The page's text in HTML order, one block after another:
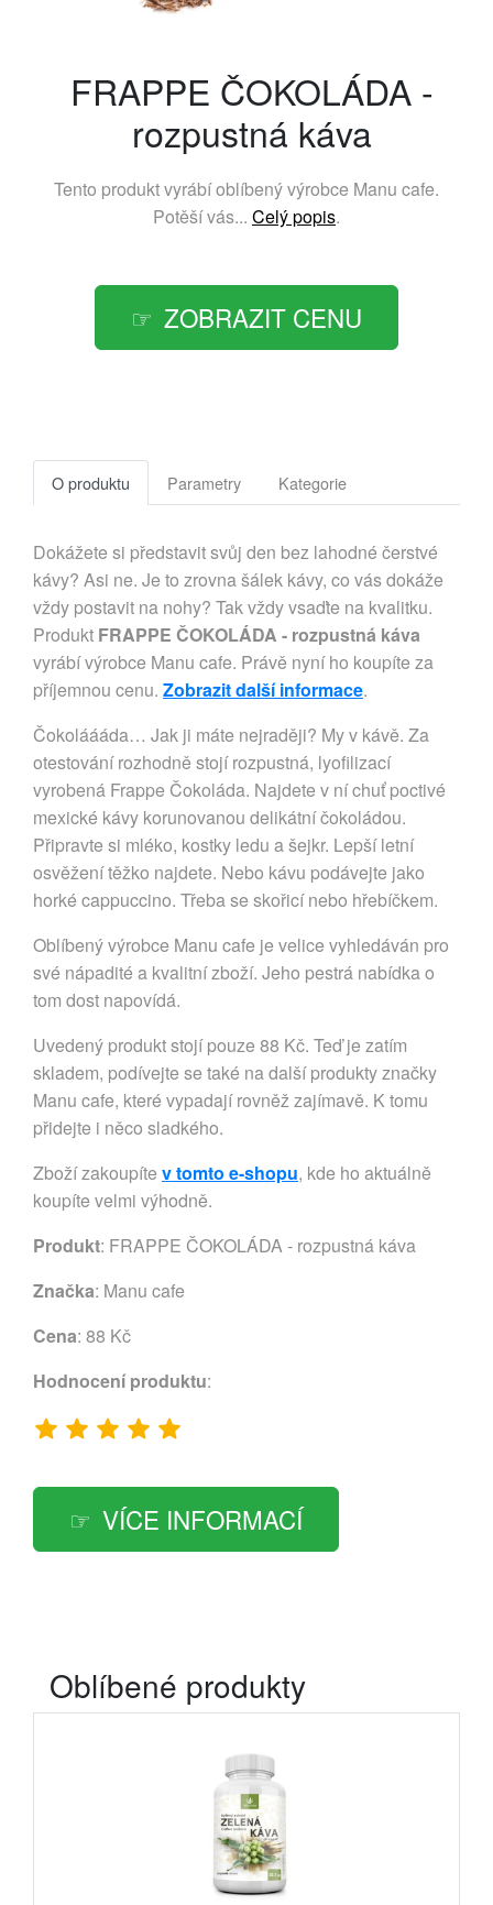
FRAPPE ČOKOLÁDA -
rozpustná káva
Tento produkt vyrábí oblíbený výrobce Manu cafe.
Potěší vás... Celý popis.
ZOBRAZIT CENU
O produktu Parametry Kategorie
Dokážete si představit svůj den bez lahodné čerstvé
kávy? Asi ne. Je to zrovna šálek kávy, co vás dokáže
vždy postavit na nohy? Tak vždy vsaďte na kvalitku.
Produkt FRAPPE ČOKOLÁDA - rozpustná káva
vyrábí výrobce Manu cafe. Právě nyní ho koupíte za
příjemnou cenu. Zobrazit další informace.
Čokoláááda… Jak ji máte nejraději? My v kávě. Za
otestování rozhodně stojí rozpustná, lyofilizací
vyrobená Frappe Čokoláda. Najdete v ní chuť poctivé
mexické kávy korunovanou delikátní čokoládou.
Připravte si mléko, kostky ledu a šejkr. Lepší letní
osvěžení těžko najdete. Nebo kávu podávejte jako
horké cappuccino. Třeba se skořicí nebo hřebíčkem.
Oblíbený výrobce Manu cafe je velice vyhledáván pro
své nápadité a kvalitní zboží. Jeho pestrá nabídka o
tom dost napovídá.
Uvedený produkt stojí pouze 88 Kč. Teď je zatím
skladem, podívejte se také na další produkty značky
Manu cafe, které vypadají rovněž zajímavě. K tomu
přidejte i něco sladkého.
Zboží zakoupíte v tomto e-shopu, kde ho aktuálně
koupíte velmi výhodně.
Produkt: FRAPPE ČOKOLÁDA - rozpustná káva
Značka: Manu cafe
Cena: 88 Kč
Hodnocení produktu:
VÍCE INFORMACÍ
Oblíbené produkty